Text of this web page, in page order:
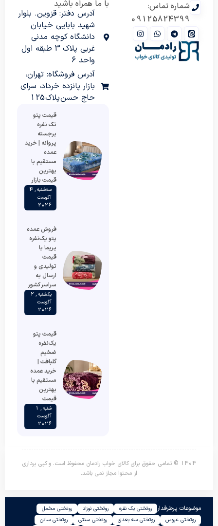
شماره تماس:
09125824399
با ما همراه باشید
آدرس دفتر: قزوین. بلوار
شهید بابایی خیابان
دانشگاه کوچه مدنی
غربی پلاک 3 طبقه اول
واحد 6
آدرس فروشگاه: تهران،
بازار پانزده خرداد، سرای
حاج حسن پلاک 125
قیمت پتو
تک نفره
برجسته
پروانه | خرید
عمده
مستقیم با
بهترین
قیمت بازار
سه‌شنبه , 4
آگوست
2026
فروش عمده
پتو یک‌نفره
پریما با
قیمت
تولیدی و
ارسال به
سراسر کشور
یکشنبه , 2
آگوست
2026
قیمت پتو
یک‌نفره
ضخیم
گلبافت |
خرید عمده
مستقیم با
بهترین
قیمت
شنبه , 1
آگوست
2026
1404 © تمامی حقوق برای کالای خواب رادمان محفوظ است. و کپی برداری
از محتوا مجاز نمی باشد.
موضوعات پرطرفدار روتختی یک نفره روتختی نوزاد
روتختی مخمل
روتختی عروس
روتختی سه بعدی روتختی سنتی روتختی ساتن